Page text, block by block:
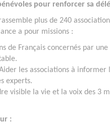
pour renforcer sa
plus de 240
a pour missions :
de Français concernés par
les associations à informer
experts.
visible la vie et la voix des 3
: